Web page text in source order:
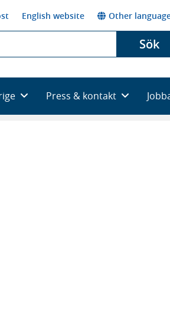
English website Other
Sök
Press & kontakt